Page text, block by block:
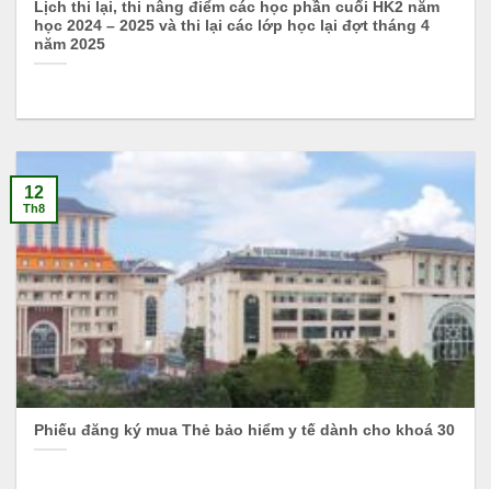
Lịch thi lại, thi nâng điểm các học phần cuối HK2 năm
học 2024 – 2025 và thi lại các lớp học lại đợt tháng 4
năm 2025
Phiếu đăng ký mua Thẻ bảo hiểm y tế dành cho khoá 30
12
Th8